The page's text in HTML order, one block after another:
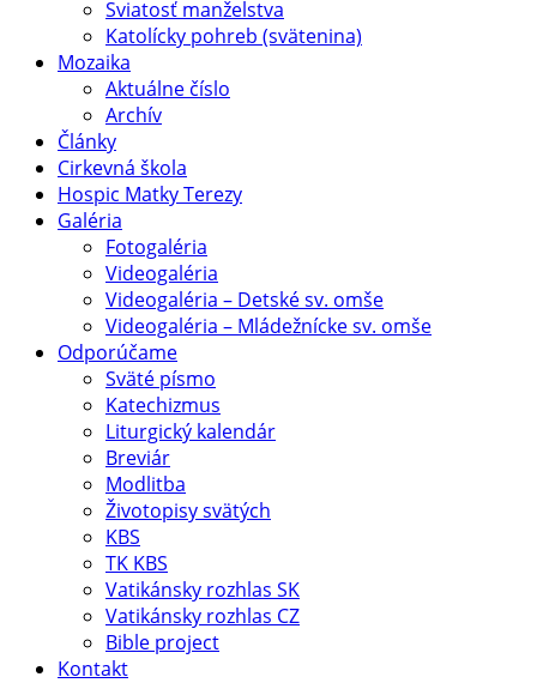
Sviatosť manželstva
Katolícky pohreb (svätenina)
Mozaika
Aktuálne číslo
Archív
Články
Cirkevná škola
Hospic Matky Terezy
Galéria
Fotogaléria
Videogaléria
Videogaléria – Detské sv. omše
Videogaléria – Mládežnícke sv. omše
Odporúčame
Sväté písmo
Katechizmus
Liturgický kalendár
Breviár
Modlitba
Životopisy svätých
KBS
TK KBS
Vatikánsky rozhlas SK
Vatikánsky rozhlas CZ
Bible project
Kontakt